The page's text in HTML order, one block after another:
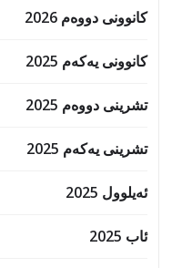
کانوونی دووەم 2026
کانوونی یەکەم 2025
تشرینی دووەم 2025
تشرینی یەکەم 2025
ئەیلوول 2025
ئاب 2025